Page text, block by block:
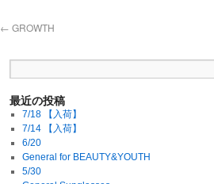
← GROWTH
最近の投稿
7/18 【入荷】
7/14 【入荷】
6/20
General for BEAUTY&YOUTH
5/30